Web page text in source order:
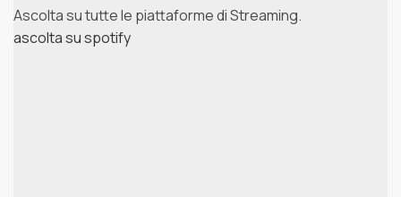
Ascolta su tutte le piattaforme di Streaming.
ascolta su spotify